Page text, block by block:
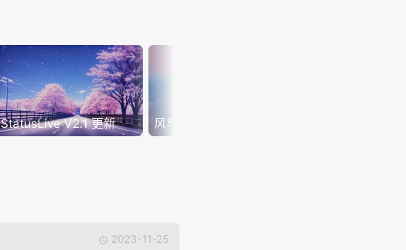
StatusLive V2.1 更新

风与景
 2023-11-25